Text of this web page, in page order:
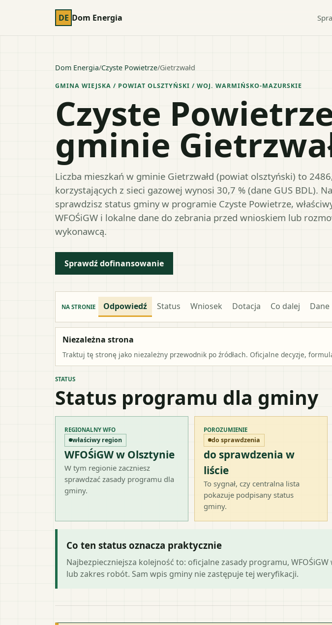
DE Dom Energia
Dom Energia/Czyste Powietrze/Gietrzwałd
GMINA WIEJSKA / POWIAT OLSZTYŃSKI / WOJ. WARMIŃSKO-MAZURSKIE
Czyste
gminie
Liczba mieszkań w gminie Gietrzwałd (powiat olsztyński) to
korzystających z sieci gazowej wynosi 30,7 % (dane GUS BDL).
sprawdzisz status gminy w programie Czyste Powietrze,
WFOŚiGW i lokalne dane do zebrania przed wnioskiem lub
wykonawcą.
Sprawdź dofinansowanie
NA STRONIE Odpowiedź Status Wniosek Dotacja Co dalej Dane
Niezależna strona
Traktuj tę stronę jako niezależny przewodnik po źródłach. Oficjalne decyzje,
STATUS
Status programu dla gminy
REGIONALNY WFO
właściwy region
WFOŚiGW w Olsztynie
W tym regionie zaczniesz
sprawdzać zasady programu dla
gminy.
POROZUMIENIE
do sprawdzenia
do sprawdzenia w
liście
To sygnał, czy centralna lista
pokazuje podpisany status
gminy.
Co ten status oznacza praktycznie
Najbezpieczniejsza kolejność to: oficjalne zasady programu,
lub zakres robót. Sam wpis gminy nie zastępuje tej weryfikacji.